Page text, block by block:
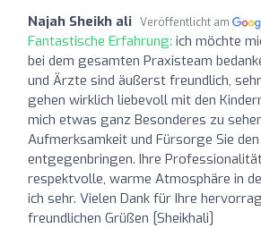
Najah Sheikh ali Veröffentlicht am
Fantastische Erfahrung: ich möchte
bei dem gesamten Praxisteam
und Ärzte sind äußerst freundlich,
gehen wirklich liebevoll mit den
mich etwas ganz Besonderes zu
Aufmerksamkeit und Fürsorge Sie
entgegenbringen. Ihre
respektvolle, warme Atmosphäre in
ich sehr. Vielen Dank für Ihre
freundlichen Grüßen [Sheikhali]